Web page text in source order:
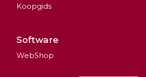
Koopgids
Software
WebShop